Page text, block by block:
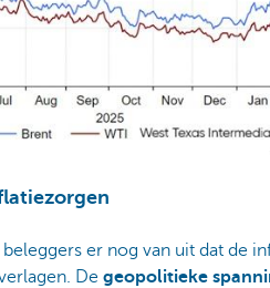
er nog van uit dat de
De geopolitieke